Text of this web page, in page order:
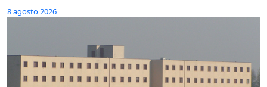
8 agosto 2026